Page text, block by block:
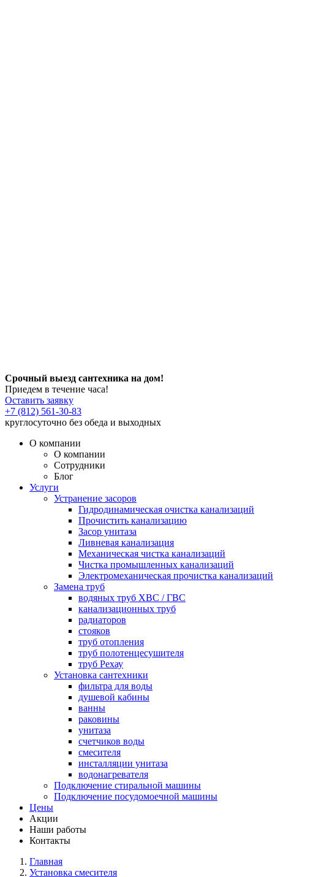
Срочный выезд сантехника на дом!
Приедем в течение часа!
Оставить заявку
+7 (812) 561-30-83
круглосуточно без обеда и выходных
О компании
О компании
Сотрудники
Блог
Услуги
Устранение засоров
Гидродинамическая очистка канализаций
Прочистить канализацию
Засор унитаза
Ливневая канализация
Механическая чистка канализаций
Чистка промышленных канализаций
Электромеханическая прочистка канализаций
Замена труб
водяных труб ХВС / ГВС
канализационных труб
радиаторов
стояков
труб отопления
труб полотенцесушителя
труб Рехау
Установка сантехники
фильтра для воды
душевой кабины
ванны
раковины
унитаза
счетчиков воды
смесителя
инсталляции унитаза
водонагревателя
Подключение стиральной машины
Подключение посудомоечной машины
Цены
Акции
Наши работы
Контакты
Главная
Установка смесителя